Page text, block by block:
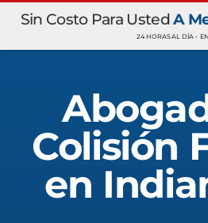
Sin Costo Para UstedA
24 HORAS AL DÍA •
Colisión
en